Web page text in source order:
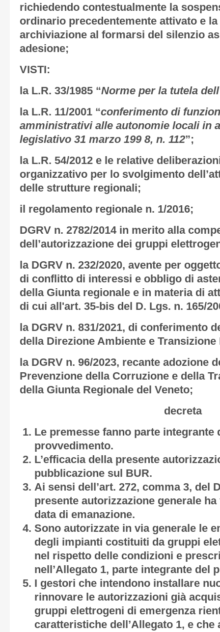
richiedendo contestualmente la
ordinario precedentemente attivato e
archiviazione al formarsi del silenzio
adesione;
VISTI:
la L.R. 33/1985 “Norme per la tutela
la L.R. 11/2001 “conferimento di
amministrativi alle autonomie locali in
legislativo 31 marzo 199 8, n. 112”;
la L.R. 54/2012 e le relative
organizzativo per lo svolgimento
delle strutture regionali;
il regolamento regionale n. 1/2016;
DGRV n. 2782/2014 in merito alla
dell’autorizzazione dei gruppi
la DGRV n. 232/2020, avente per
di conflitto di interessi e obbligo di
della Giunta regionale e in materia di
di cui all'art. 35-bis del D. Lgs. n. 165/
la DGRV n. 831/2021, di conferimento
della Direzione Ambiente e
la DGRV n. 96/2023, recante adozione
Prevenzione della Corruzione e della
della Giunta Regionale del Veneto;
decreta
Le premesse fanno parte integrante
provvedimento.
L’efficacia della presente
pubblicazione sul BUR.
Ai sensi dell’art. 272, comma 3, del
presente autorizzazione generale
data di emanazione.
Sono autorizzate in via generale le
degli impianti costituiti da gruppi
nel rispetto delle condizioni e
nell’Allegato 1, parte integrante del
I gestori che intendono installare
rinnovare le autorizzazioni già
gruppi elettrogeni di emergenza
caratteristiche dell’Allegato 1, e che